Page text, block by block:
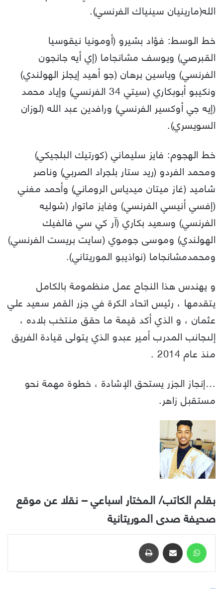
الله(مارينيان سينياك الفرنسي).
خط الوسط: فؤاد بشيرو (أومونيا نيقوسيا
القبرصي) ويوسف مشانجاما (إي أيه جانجون
الفرنسي) وياسين برهان (جو أهيد إيجلز الهولندي)
ونكيبو أبوبكاري (سيتي 34 الفرنسي) وإياد محمد
(إيه جي أوكسير الفرنسي) ورافدين عبد الله (لوزان
السويسري).
خط الهجوم: فايز سليماني (كورتيك البلجيكي)
ومحمد الفردو (ريد ستار بلجراد الصربي) وناصر
شاميد (غاز ميتان ميدياس الروماني) وأحمد مغني
(إفسي أنيسي الفرنسي) وفايز ماتوار (شوليه
الفرنسي) وسعيد بكاري (آر كي سي فالفيك
الهولندي) وموسى جوموي (سايت بريست الفرنسي)
ومحمدمشانجاما (نواذيبو الموريتاني).
و يهندس هذا النجاح عمل منظمومة بالكامل
يتقدمها ، رئيس اتحاد الكرة في جزر القمر سعيد علي
عثمان ، و الذي أكد قيمة ما حقق منتخب بلاده ،
إلىجانب المدرب أمير عبدو الذي يتولى قيادة الفريق
منذ عام 2014 .
…إنجاز الجزر يستحق الإشادة ، خطوة مهمة نحو
مستقبل زاهر.
بقلم الكاتب/ المختار اسباعي – نقلا عن موقع
صحيفة صدى الموريتانية
واتساب مشاركة عبر البريد